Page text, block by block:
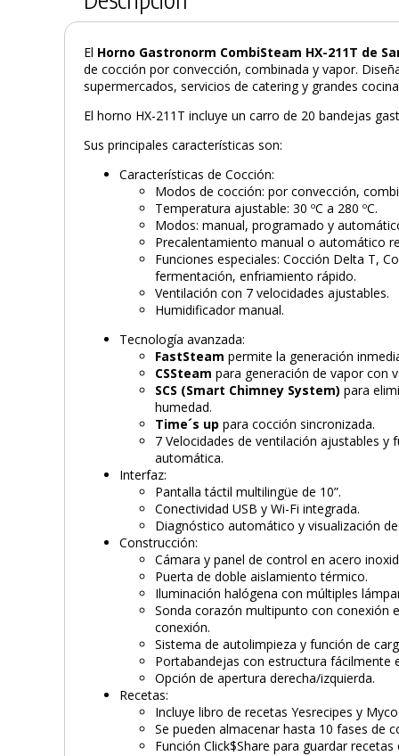
El Horno Gastronorm CombiSteam HX-211T de
de cocción por convección, combinada y vapor.
supermercados, servicios de catering y grandes
El horno HX-211T incluye un carro de 20 bandejas
Sus principales características son:
Características de Cocción:
Modos de cocción: por convección,
Temperatura ajustable: 30 ºC a 280 ºC.
Modos: manual, programado y
Precalentamiento manual o automático
Funciones especiales: Cocción Delta T,
fermentación, enfriamiento rápido.
Ventilación con 7 velocidades ajustables.
Humidificador manual.
Tecnología avanzada:
FastSteam permite la generación
CSSteam para generación de vapor con
SCS (Smart Chimney System)para
humedad.
Time´s up para cocción sincronizada.
7 Velocidades de ventilación ajustables y
automática.
Interfaz:
Pantalla táctil multilingüe de 10”.
Conectividad USB y Wi-Fi integrada.
Diagnóstico automático y visualización
Construcción:
Cámara y panel de control en acero
Puerta de doble aislamiento térmico.
Iluminación halógena con múltiples
Sonda corazón multipunto con conexión
conexión.
Sistema de autolimpieza y función de
Portabandejas con estructura fácilmente
Opción de apertura derecha/izquierda.
Recetas:
Incluye libro de recetas Yesrecipes y
Se pueden almacenar hasta 10 fases de
Función Click$Share para guardar